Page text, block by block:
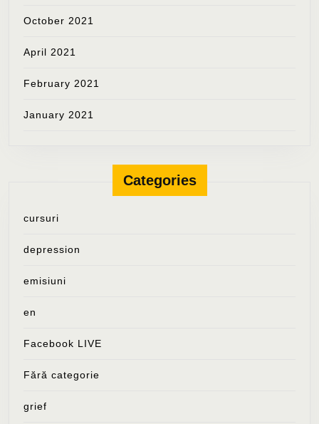
October 2021
April 2021
February 2021
January 2021
Categories
cursuri
depression
emisiuni
en
Facebook LIVE
Fără categorie
grief